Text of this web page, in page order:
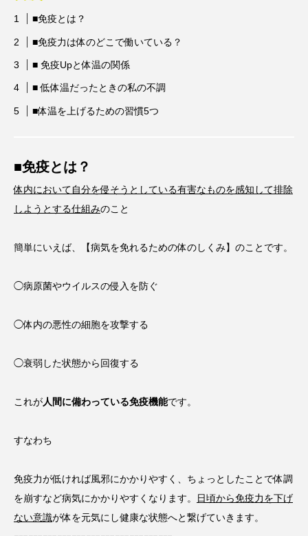
rebalance.day
■免疫とは？
■免疫力は体のどこで働いている？
■ 免疫Upと体温の関係
■ 低体温だったときの私の不調
■体温を上げるための習慣5つ
■免疫とは？
体内において自分を侵そうとしている有害なものを感知して排除
しようとする仕組みのこと
簡単にいえば、【病気を免れるための体のしくみ】のことです。
◯病原菌やウイルスの侵入を防ぐ
◯体内の悪性の細胞を攻撃する
◯衰弱した状態から回復する
これが人間に備わっている免疫機能です。
すなわち
免疫力が低ければ風邪にかかりやすく、ちょっとしたことで体調
を崩すなど病気にかかりやすくなります。
日頃から免疫力を下げ
ない意識が体を元気にし健康な状態へと繋げていきます。